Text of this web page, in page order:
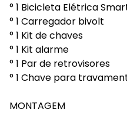
° 1 Bicicleta Elétrica
° 1 Carregador bivolt
° 1 Kit de chaves
° 1 Kit alarme
° 1 Par de retrovisores
° 1 Chave para
MONTAGEM